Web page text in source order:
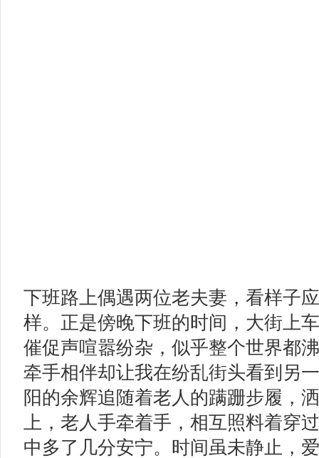
下班路上偶遇两位老夫妻，看样子
样。正是傍晚下班的时间，大街上
催促声喧嚣纷杂，似乎整个世界都
牵手相伴却让我在纷乱街头看到另
阳的余辉追随着老人的蹒跚步履，
上，老人手牵着手，相互照料着穿
中多了几分安宁。时间虽未静止，